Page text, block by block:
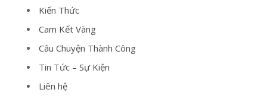
Kiến Thức
Cam Kết Vàng
Câu Chuyện Thành Công
Tin Tức – Sự Kiện
Liên hệ